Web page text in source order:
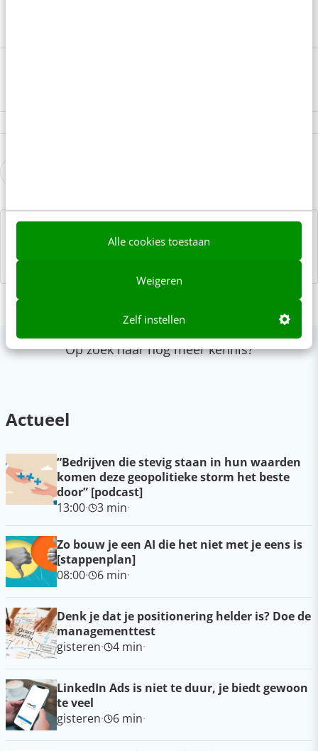
Alle cookies toestaan
Weigeren
Zelf instellen
Over de auteurs
Op zoek naar nog meer kennis?
Actueel
“Bedrijven die stevig staan in hun waarden
komen deze geopolitieke storm het beste
door” [podcast]
13:00· 3 min·
Zo bouw je een AI die het niet met je eens is
[stappenplan]
08:00· 6 min·
Denk je dat je positionering helder is? Doe de
managementtest
gisteren· 4 min·
LinkedIn Ads is niet te duur, je biedt gewoon
te veel
gisteren· 6 min·